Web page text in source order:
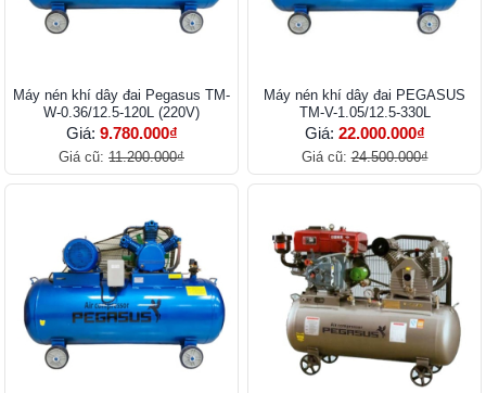
Máy nén khí dây đai Pegasus TM-
W-0.36/12.5-120L (220V)
Giá: 9.780.000₫
Giá cũ: 11.200.000₫
Máy nén khí dây đai PEGASUS
TM-V-1.05/12.5-330L
Giá: 22.000.000₫
Giá cũ:24.500.000₫